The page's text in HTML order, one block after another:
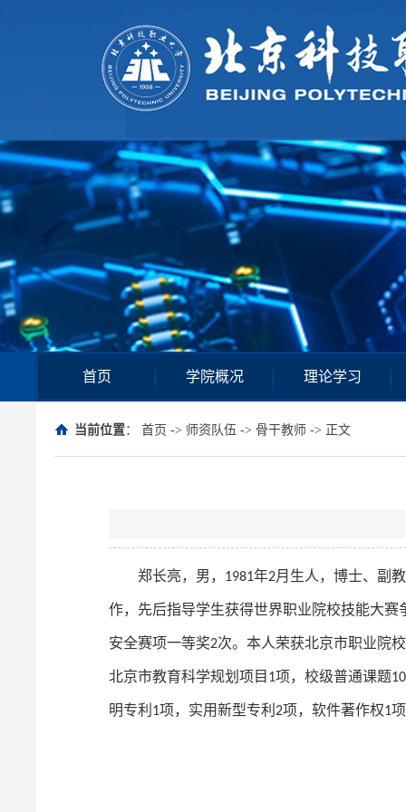
首页 学院概况 理论学习
当前位置： 首页 -> 师资队伍 -> 骨干教师 -> 正文
郑长亮，男， 1981年2月生人，博士、副
作，先后指导学生获得世界职业院校技能大
安全赛项一等奖2次。本人荣获北京市职业院
北京市教育科学规划项目 1项，校级普通课题10
明专利 1项，实用新型专利 2项，软件著作权1